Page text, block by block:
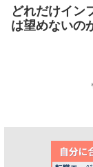
どれだけイン
は望めないの